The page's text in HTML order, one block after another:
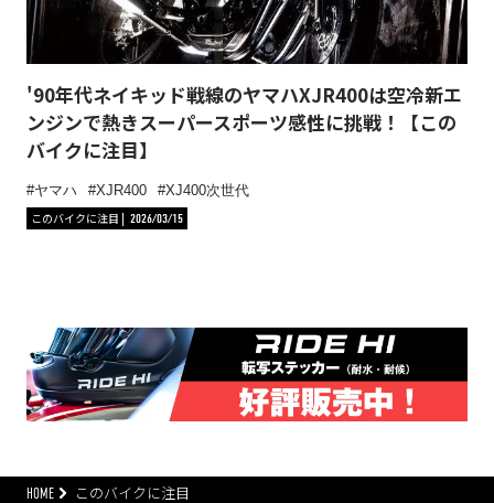
'90年代ネイキッド戦線のヤマハXJR400は空冷新エ
ンジンで熱きスーパースポーツ感性に挑戦！【この
バイクに注目】
ヤマハ XJR400
XJ400次世代
このバイクに注目
2026/03/15
HOME
このバイクに注目